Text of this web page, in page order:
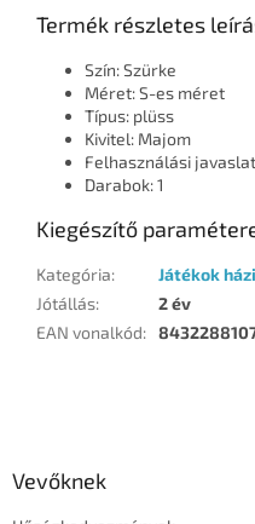
Termék részletes
Szín: Szürke
Méret: S-es méret
Típus: plüss
Kivitel: Majom
Felhasználási
Darabok: 1
Kiegészítő
Kategória:
Játékok
Jótállás:
2 év
EAN vonalkód:
Vevőknek